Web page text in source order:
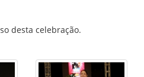
desta celebração.